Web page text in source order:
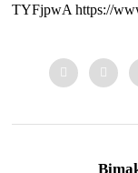
TYFjpwA https://